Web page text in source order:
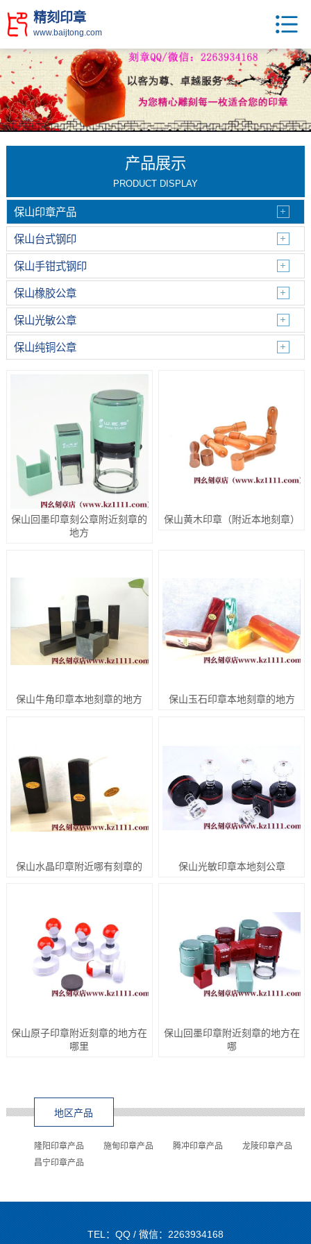
精刻印章
www.baijtong.com
产品展示
PRODUCT DISPLAY
保山印章产品
保山台式钢印
保山手钳式钢印
保山橡胶公章
保山光敏公章
保山纯铜公章
保山回墨印章刻公章附近刻章的
地方
保山黄木印章（附近本地刻章）
保山牛角印章本地刻章的地方 保山玉石印章本地刻章的地方
保山水晶印章附近哪有刻章的 保山光敏印章本地刻公章
保山原子印章附近刻章的地方在
哪里
保山回墨印章附近刻章的地方在
哪
地区产品
隆阳印章产品 施甸印章产品 腾冲印章产品
龙陵印章产品
昌宁印章产品
TEL：QQ / 微信：2263934168